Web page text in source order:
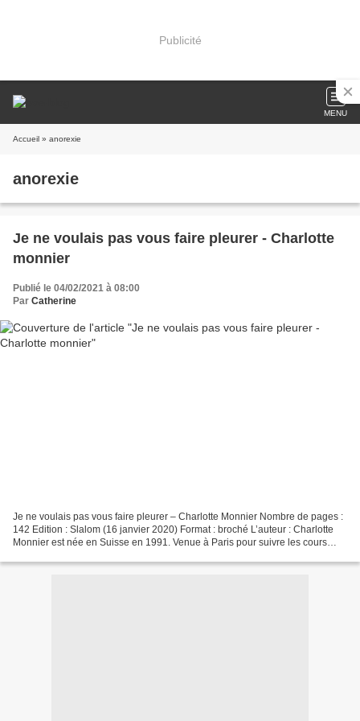
Publicité
MENU
Accueil » anorexie
anorexie
Je ne voulais pas vous faire pleurer - Charlotte
monnier
Publié le 04/02/2021 à 08:00
Par Catherine
Je ne voulais pas vous faire pleurer – Charlotte Monnier Nombre de pages :
142 Edition : Slalom (16 janvier 2020) Format : broché L’auteur : Charlotte
Monnier est née en Suisse en 1991. Venue à Paris pour suivre les cours